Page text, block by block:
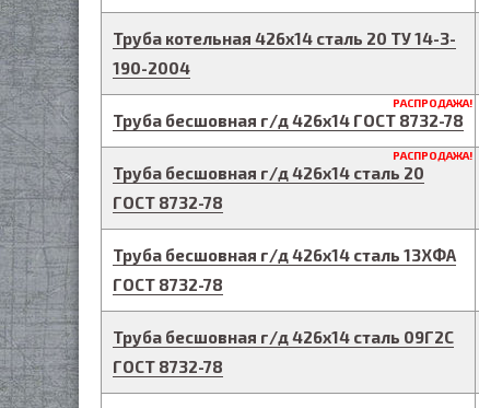
Труба котельная 426х14 сталь 20 ТУ 14-3-
190-2004
РАСПРОДАЖА!
Труба бесшовная г/д426х14 ГОСТ 8732-78
РАСПРОДАЖА!
Труба бесшовная г/д426х14 сталь 20
ГОСТ 8732-78
Труба бесшовная г/д426х14 сталь 13ХФА
ГОСТ 8732-78
Труба бесшовная г/д426х14 сталь 09Г2С
ГОСТ 8732-78